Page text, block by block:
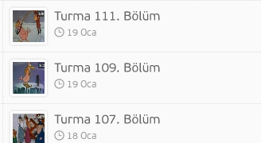
19 Oca
19 Oca
18 Oca